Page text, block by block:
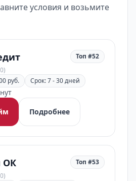
условия и возьмите
Топ #52
руб. Срок: 7 - 30 дней
Подробнее
ОК Топ #53